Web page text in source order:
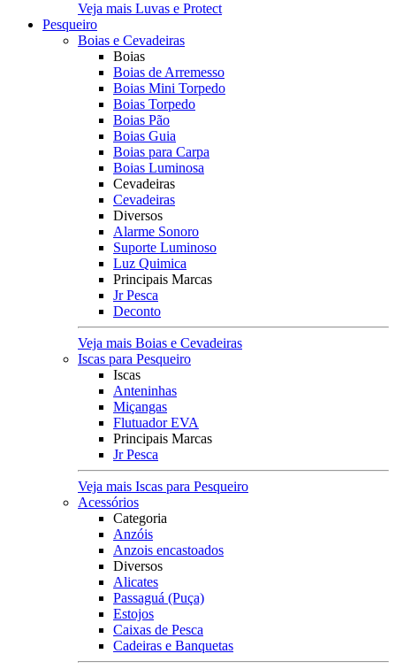
Veja mais Luvas e Protect
Pesqueiro
Boias e Cevadeiras
Boias
Boias de Arremesso
Boias Mini Torpedo
Boias Torpedo
Boias Pão
Boias Guia
Boias para Carpa
Boias Luminosa
Cevadeiras
Cevadeiras
Diversos
Alarme Sonoro
Suporte Luminoso
Luz Quimica
Principais Marcas
Jr Pesca
Deconto
Veja mais Boias e Cevadeiras
Iscas para Pesqueiro
Iscas
Anteninhas
Miçangas
Flutuador EVA
Principais Marcas
Jr Pesca
Veja mais Iscas para Pesqueiro
Acessórios
Categoria
Anzóis
Anzois encastoados
Diversos
Alicates
Passaguá (Puça)
Estojos
Caixas de Pesca
Cadeiras e Banquetas